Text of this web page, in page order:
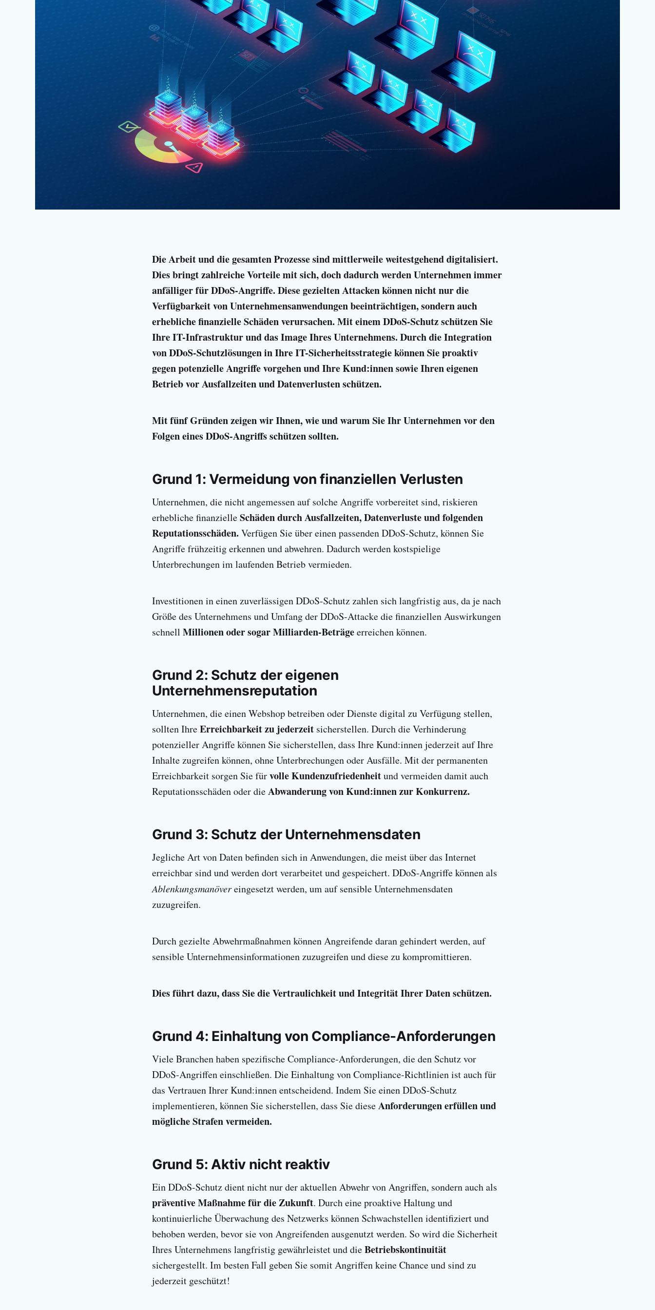
Die Arbeit und die gesamten Prozesse sind mittlerweile weitestgehend digitalisiert.
Dies bringt zahlreiche Vorteile mit sich, doch dadurch werden Unternehmen immer
anfälliger für DDoS-Angriffe. Diese gezielten Attacken können nicht nur die
Verfügbarkeit von Unternehmensanwendungen beeinträchtigen, sondern auch
erhebliche finanzielle Schäden verursachen. Mit einem DDoS-Schutz schützen Sie
Ihre IT-Infrastruktur und das Image Ihres Unternehmens. Durch die Integration
von DDoS-Schutzlösungen in Ihre IT-Sicherheitsstrategie können Sie proaktiv
gegen potenzielle Angriffe vorgehen und Ihre Kund:innen sowie Ihren eigenen
Betrieb vor Ausfallzeiten und Datenverlusten schützen.
Mit fünf Gründen zeigen wir Ihnen, wie und warum Sie Ihr Unternehmen vor den
Folgen eines DDoS-Angriffs schützen sollten.
Grund 1: Vermeidung von finanziellen Verlusten
Unternehmen, die nicht angemessen auf solche Angriffe vorbereitet sind, riskieren
erhebliche finanzielleSchäden durch Ausfallzeiten, Datenverluste und folgenden
Reputationsschäden. Verfügen Sie über einen passenden DDoS-Schutz, können Sie
Angriffe frühzeitig erkennen und abwehren. Dadurch werden kostspielige
Unterbrechungen im laufenden Betrieb vermieden.
Investitionen in einen zuverlässigen DDoS-Schutz zahlen sich langfristig aus, da je nach
Größe des Unternehmens und Umfang der DDoS-Attacke die finanziellen Auswirkungen
schnell Millionen oder sogar Milliarden-Beträgeerreichen können.
Grund 2: Schutz der eigenen
Unternehmensreputation
Unternehmen, die einen Webshop betreiben oder Dienste digital zu Verfügung stellen,
sollten IhreErreichbarkeit zu jederzeit sicherstellen. Durch die Verhinderung
potenzieller Angriffe können Sie sicherstellen, dass Ihre Kund:innen jederzeit auf Ihre
Inhalte zugreifen können, ohne Unterbrechungen oder Ausfälle. Mit der permanenten
Erreichbarkeit sorgen Sie fürvolle Kundenzufriedenheitund vermeiden damit auch
Reputationsschäden oder dieAbwanderung von Kund:innen zur Konkurrenz.
Grund 3: Schutz der Unternehmensdaten
Jegliche Art von Daten befinden sich in Anwendungen, die meist über das Internet
erreichbar sind und werden dort verarbeitet und gespeichert. DDoS-Angriffe können als
Ablenkungsmanövereingesetzt werden, um auf sensible Unternehmensdaten
zuzugreifen.
Durch gezielte Abwehrmaßnahmen können Angreifende daran gehindert werden, auf
sensible Unternehmensinformationen zuzugreifen und diese zu kompromittieren.
Dies führt dazu, dass Sie die Vertraulichkeit und Integrität Ihrer Daten schützen.
Grund 4: Einhaltung von Compliance-Anforderungen
Viele Branchen haben spezifische Compliance-Anforderungen, die den Schutz vor
DDoS-Angriffen einschließen. Die Einhaltung von Compliance-Richtlinien ist auch für
das Vertrauen Ihrer Kund:innen entscheidend. Indem Sie einen DDoS-Schutz
implementieren, können Sie sicherstellen, dass Sie dieseAnforderungen erfüllen und
mögliche Strafen vermeiden.
Grund 5: Aktiv nicht reaktiv
Ein DDoS-Schutz dient nicht nur der aktuellen Abwehr von Angriffen, sondern auch als
präventive Maßnahme für die Zukunft. Durch eine proaktive Haltung und
kontinuierliche Überwachung des Netzwerks können Schwachstellen identifiziert und
behoben werden, bevor sie von Angreifenden ausgenutzt werden. So wird die Sicherheit
Ihres Unternehmens langfristig gewährleistet und dieBetriebskontinuität
sichergestellt. Im besten Fall geben Sie somit Angriffen keine Chance und sind zu
jederzeit geschützt!